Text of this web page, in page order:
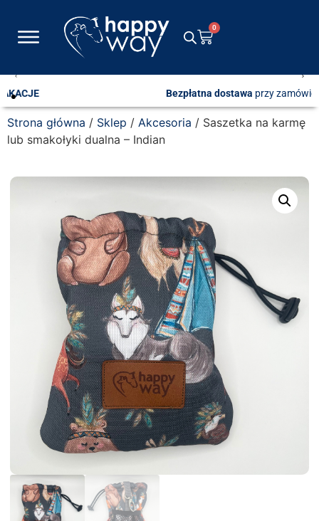
0
przy zamówieniach od 600 zł
Strona główna / Sklep / Akcesoria / Saszetka na karmę
lub smakołyki dualna – Indian